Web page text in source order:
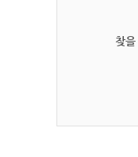
찾을